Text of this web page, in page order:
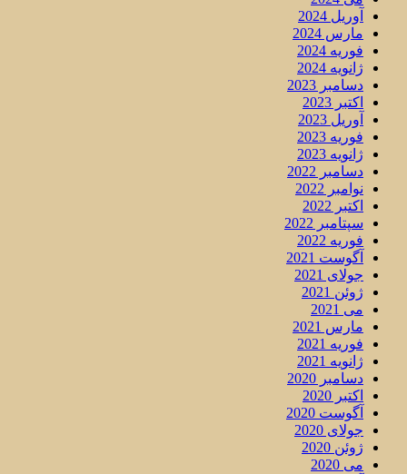
آوریل 2024
مارس 2024
فوریه 2024
ژانویه 2024
دسامبر 2023
اکتبر 2023
آوریل 2023
فوریه 2023
ژانویه 2023
دسامبر 2022
نوامبر 2022
اکتبر 2022
سپتامبر 2022
فوریه 2022
آگوست 2021
جولای 2021
ژوئن 2021
می 2021
مارس 2021
فوریه 2021
ژانویه 2021
دسامبر 2020
اکتبر 2020
آگوست 2020
جولای 2020
ژوئن 2020
می 2020